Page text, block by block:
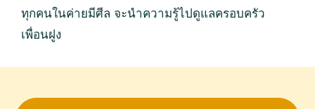
ทุกคนในค่ายมีศีล จะนำความรู้ไปดูแลครอบครัว
เพื่อนฝูง